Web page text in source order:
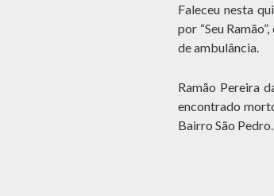
Faleceu nesta
por “Seu
de ambulância.
Ramão Pereira
encontrado
Bairro São Pedro.